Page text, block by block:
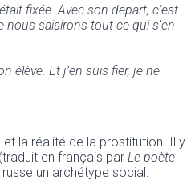
fixée. Avec son départ, c’est
saisirons tout ce qui s’en
élève. Et j’en suis fier, je ne
la réalité de la prostitution. Il y
(traduit en français par Le poète
un archétype social: